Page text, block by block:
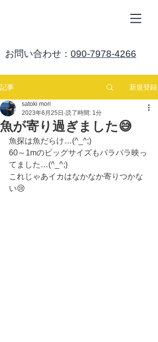
​お問い合わせ： 090-7978-4266
記事 新規登録
魚が寄り過ぎました😅
satoki mori
2023年6月25日 読了時間: 1分
魚探は魚だらけ…(^_^;)
60～1mのビッグサイズもパラパラ映っ
てました…(^_^;)
これじゃあイカはなかなか寄りつかな
い😢